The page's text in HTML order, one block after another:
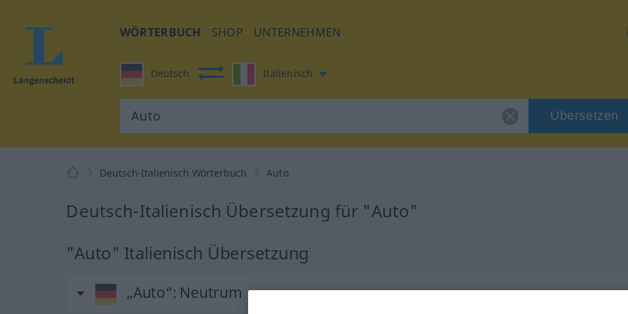
WÖRTERBUCH SHOP UNTERNEHMEN
Deutsch Italienisch
Übersetzen
Deutsch-Italienisch Wörterbuch Auto
Deutsch-Italienisch Übersetzung für "Auto"
"Auto" Italienisch Übersetzung
„Auto“: Neutrum